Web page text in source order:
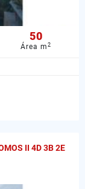
50
Área m2
II 4D 3B 2E